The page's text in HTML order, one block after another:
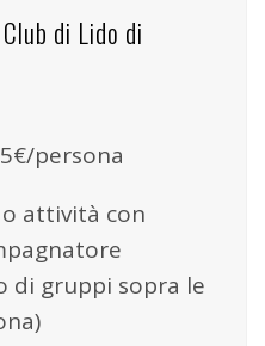
di Lido di
persona
o attività con
di gruppi sopra le